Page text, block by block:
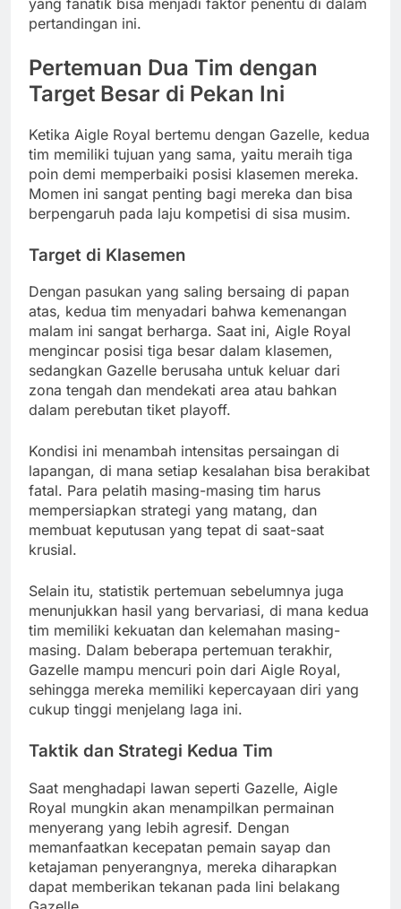
pertandingan ini.
Pertemuan Dua Tim dengan
Target Besar di Pekan Ini
Ketika Aigle Royal bertemu dengan Gazelle, kedua
tim memiliki tujuan yang sama, yaitu meraih tiga
poin demi memperbaiki posisi klasemen mereka.
Momen ini sangat penting bagi mereka dan bisa
berpengaruh pada laju kompetisi di sisa musim.
Target di Klasemen
Dengan pasukan yang saling bersaing di papan
atas, kedua tim menyadari bahwa kemenangan
malam ini sangat berharga. Saat ini, Aigle Royal
mengincar posisi tiga besar dalam klasemen,
sedangkan Gazelle berusaha untuk keluar dari
zona tengah dan mendekati area atau bahkan
dalam perebutan tiket playoff.
Kondisi ini menambah intensitas persaingan di
lapangan, di mana setiap kesalahan bisa berakibat
fatal. Para pelatih masing-masing tim harus
mempersiapkan strategi yang matang, dan
membuat keputusan yang tepat di saat-saat
krusial.
Selain itu, statistik pertemuan sebelumnya juga
menunjukkan hasil yang bervariasi, di mana kedua
tim memiliki kekuatan dan kelemahan masing-
masing. Dalam beberapa pertemuan terakhir,
Gazelle mampu mencuri poin dari Aigle Royal,
sehingga mereka memiliki kepercayaan diri yang
cukup tinggi menjelang laga ini.
Taktik dan Strategi Kedua Tim
Saat menghadapi lawan seperti Gazelle, Aigle
Royal mungkin akan menampilkan permainan
menyerang yang lebih agresif. Dengan
memanfaatkan kecepatan pemain sayap dan
ketajaman penyerangnya, mereka diharapkan
dapat memberikan tekanan pada lini belakang